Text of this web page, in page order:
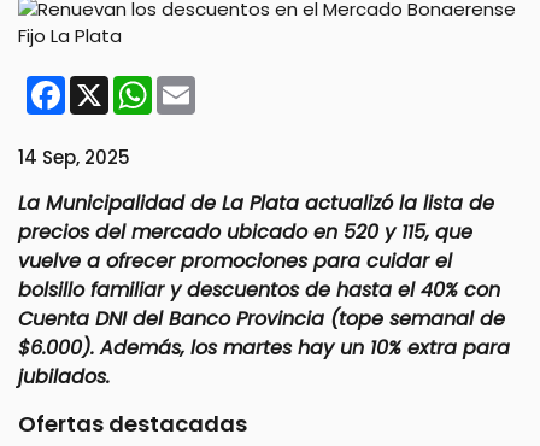
Facebook
X WhatsApp
Email
14 Sep, 2025
La Municipalidad de La Plata actualizó la lista de
precios del mercado ubicado en 520 y 115, que
vuelve a ofrecer promociones para cuidar el
bolsillo familiar y descuentos de hasta el 40% con
Cuenta DNI del Banco Provincia (tope semanal de
$6.000). Además, los martes hay un 10% extra para
jubilados.
Ofertas destacadas